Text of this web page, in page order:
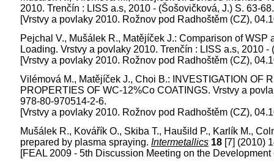
2010. Trenčín : LISS a.s, 2010 - (Šošovičková, J.) S. 63-
[Vrstvy a povlaky 2010. Rožnov pod Radhoštěm (CZ),
Pejchal V., Mušálek R., Matějíček J.: Comparison of
Loading. Vrstvy a povlaky 2010. Trenčín : LISS a.s, 2010
[Vrstvy a povlaky 2010. Rožnov pod Radhoštěm (CZ),
Vilémová M., Matějíček J., Choi B.: INVESTIGATION OF
PROPERTIES OF WC-12%Co COATINGS. Vrstvy a
978-80-970514-2-6.
[Vrstvy a povlaky 2010. Rožnov pod Radhoštěm (CZ),
Mušálek R., Kovářík O., Skiba T., Haušild P., Karlík M.,
prepared by plasma spraying. Intermetallics 18 [7] (2010)
[FEAL 2009 - 5th Discussion Meeting on the